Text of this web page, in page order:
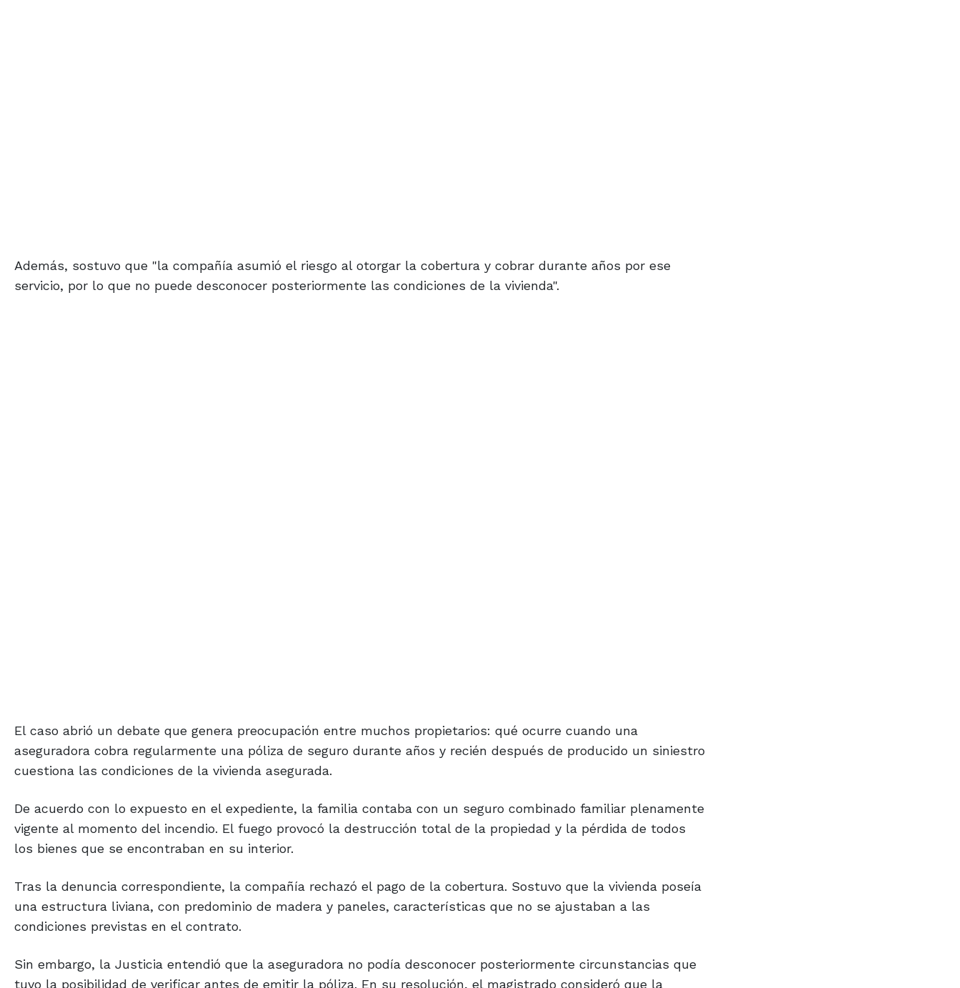
Además, sostuvo que "la compañía asumió el riesgo al otorgar la cobertura y cobrar durante años por ese
servicio, por lo que no puede desconocer posteriormente las condiciones de la vivienda".
El caso abrió un debate que genera preocupación entre muchos propietarios: qué ocurre cuando una
aseguradora cobra regularmente una póliza de seguro durante años y recién después de producido un siniestro
cuestiona las condiciones de la vivienda asegurada.
De acuerdo con lo expuesto en el expediente, la familia contaba con un seguro combinado familiar plenamente
vigente al momento del incendio. El fuego provocó la destrucción total de la propiedad y la pérdida de todos
los bienes que se encontraban en su interior.
Tras la denuncia correspondiente, la compañía rechazó el pago de la cobertura. Sostuvo que la vivienda poseía
una estructura liviana, con predominio de madera y paneles, características que no se ajustaban a las
condiciones previstas en el contrato.
Sin embargo, la Justicia entendió que la aseguradora no podía desconocer posteriormente circunstancias que
tuvo la posibilidad de verificar antes de emitir la póliza. En su resolución, el magistrado consideró que la